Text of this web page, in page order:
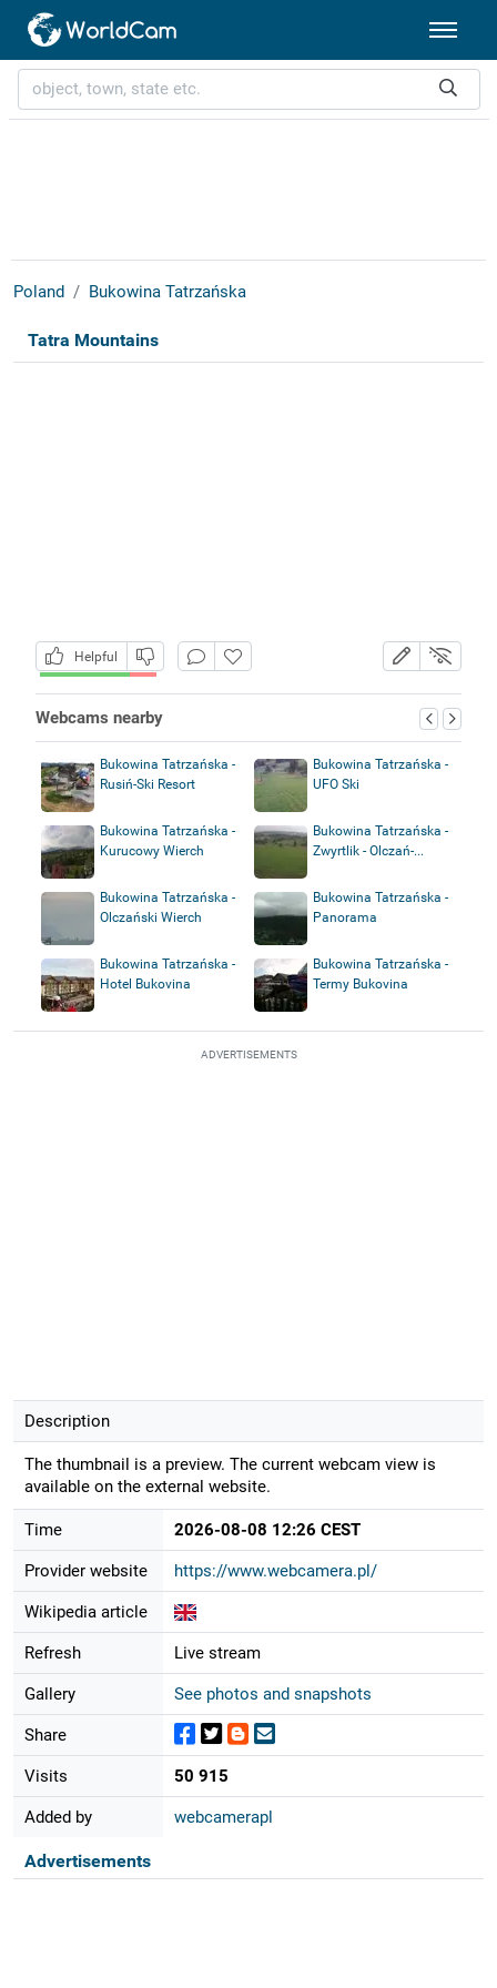
Poland Bukowina Tatrzańska
Tatra Mountains
Helpful
Webcams nearby
Bukowina Tatrzańska -
Rusiń-Ski Resort
Bukowina Tatrzańska -
UFO Ski
Bukowina Tatrzańska -
Kurucowy Wierch
Bukowina Tatrzańska -
Zwyrtlik - Olczań-...
Bukowina Tatrzańska -
Olczański Wierch
Bukowina Tatrzańska -
Panorama
Bukowina Tatrzańska -
Hotel Bukovina
Bukowina Tatrzańska -
Termy Bukovina
ADVERTISEMENTS
Description
The thumbnail is a preview. The current webcam view is
available on the external website.
Time 2026-08-08 12:26 CEST
Provider website https://www.webcamera.pl/
Wikipedia article
Refresh Live stream
Gallery See photos and snapshots
Share
Visits 50 915
Added by webcamerapl
Advertisements